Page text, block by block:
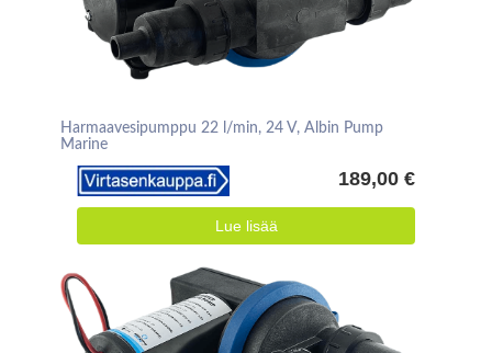
Harmaavesipumppu 22 l/min, 24 V, Albin Pump
Marine
189,00 €
Lue lisää